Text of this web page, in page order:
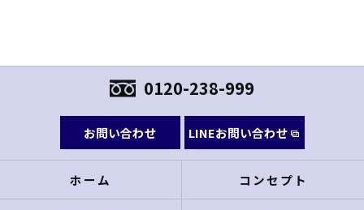
0120-238-999
お問い合わせ LINEお問い合わせ
ホーム コンセプト